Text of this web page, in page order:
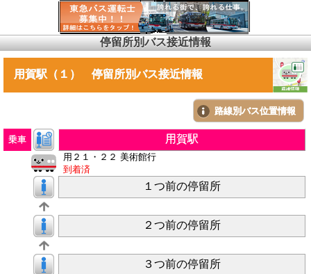
停留所別バス接近情報
用賀駅（１） 停留所別バス接近情報
路線別バス位置情報
乗車 用賀駅
用２１・２２ 美術館行
到着済
１つ前の停留所
２つ前の停留所
３つ前の停留所